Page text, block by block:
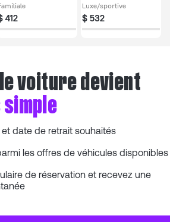
412
Luxe/sportive
$ 532
voiture devient
simple
date de retrait souhaités
les offres de véhicules disponibles
de réservation et recevez une